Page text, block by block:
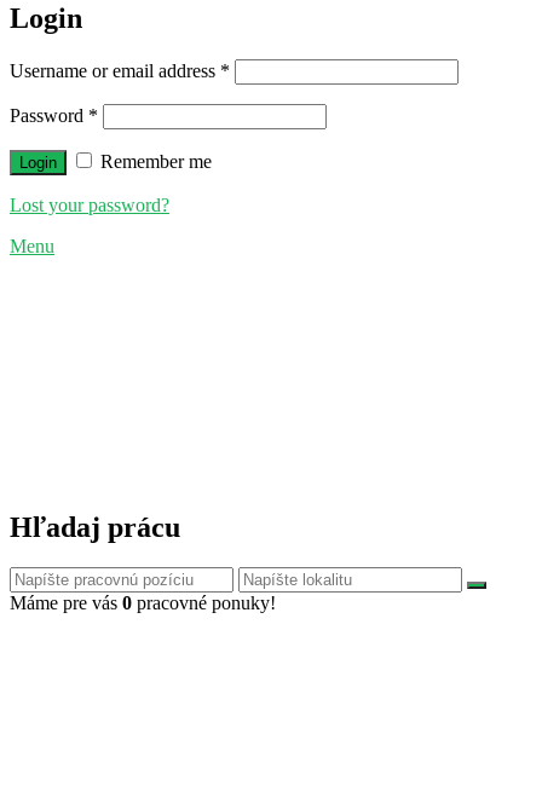
Login
Username or email address *
Password *
Remember me
Lost your password?
Menu
Hľadaj prácu
Máme pre vás 0 pracovné ponuky!